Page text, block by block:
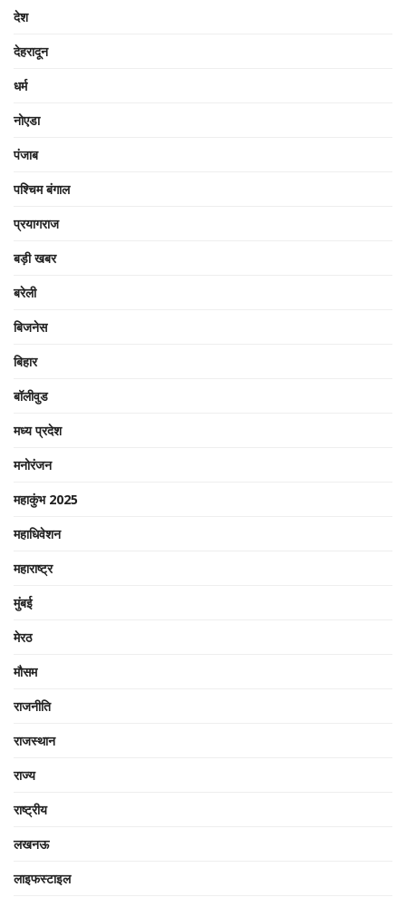
देश
देहरादून
धर्म
नोएडा
पंजाब
पश्चिम बंगाल
प्रयागराज
बड़ी खबर
बरेली
बिजनेस
बिहार
बॉलीवुड
मध्य प्रदेश
मनोरंजन
महाकुंभ 2025
महाधिवेशन
महाराष्ट्र
मुंबई
मेरठ
मौसम
राजनीति
राजस्थान
राज्य
राष्ट्रीय
लखनऊ
लाइफस्टाइल